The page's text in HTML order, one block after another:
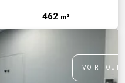
462 m²
VOIR